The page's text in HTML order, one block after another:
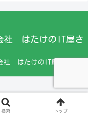
社 はたけのIT屋さ
社 はたけのIT屋さん.
検索 トップ